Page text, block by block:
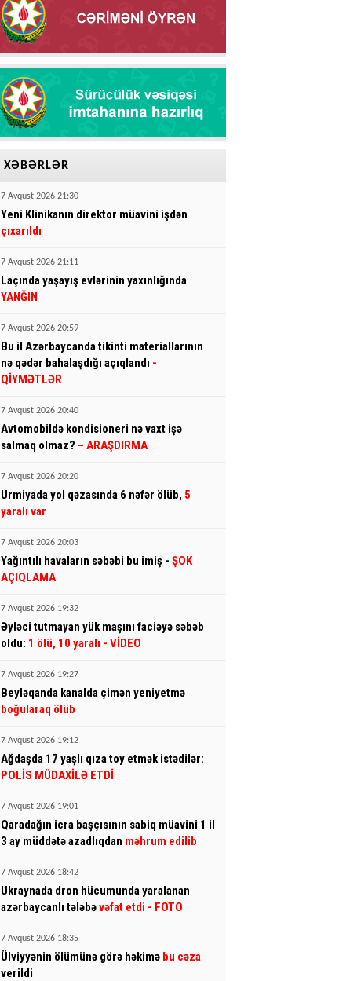
XƏBƏRLƏR
7 Avqust 2026 21:30
Yeni Klinikanın direktor müavini işdən
çıxarıldı
7 Avqust 2026 21:11
Laçında yaşayış evlərinin yaxınlığında
YANĞIN
7 Avqust 2026 20:59
Bu il Azərbaycanda tikinti materiallarının
nə qədər bahalaşdığı açıqlandı -
QİYMƏTLƏR
7 Avqust 2026 20:40
Avtomobildə kondisioneri nə vaxt işə
salmaq olmaz? – ARAŞDIRMA
7 Avqust 2026 20:20
Urmiyada yol qəzasında 6 nəfər ölüb, 5
yaralı var
7 Avqust 2026 20:03
Yağıntılı havaların səbəbi bu imiş - ŞOK
AÇIQLAMA
7 Avqust 2026 19:32
Əyləci tutmayan yük maşını faciəyə səbəb
oldu: 1 ölü, 10 yaralı - VİDEO
7 Avqust 2026 19:27
Beyləqanda kanalda çimən yeniyetmə
boğularaq ölüb
7 Avqust 2026 19:12
Ağdaşda 17 yaşlı qıza toy etmək istədilər:
POLİS MÜDAXİLƏ ETDİ
7 Avqust 2026 19:01
Qaradağın icra başçısının sabiq müavini 1 il
3 ay müddətə azadlıqdan məhrum edilib
7 Avqust 2026 18:42
Ukraynada dron hücumunda yaralanan
azərbaycanlı tələbəvəfat etdi - FOTO
7 Avqust 2026 18:35
Ülviyyənin ölümünə görə həkimə bu cəza
verildi